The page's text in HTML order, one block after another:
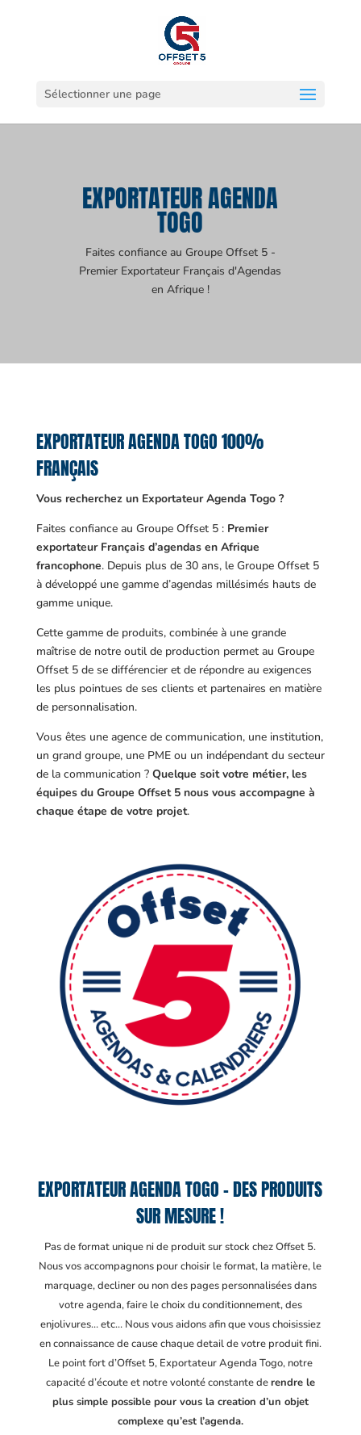
Sélectionner une page
EXPORTATEUR AGENDA
TOGO
Faites confiance au Groupe Offset 5 -
Premier Exportateur Français d'Agendas
en Afrique !
EXPORTATEUR AGENDA TOGO 100%
FRANÇAIS
Vous recherchez un Exportateur Agenda Togo ?
Faites confiance au Groupe Offset 5 : Premier
exportateur Français d’agendas en Afrique
francophone. Depuis plus de 30 ans, le Groupe Offset 5
à développé une gamme d’agendas millésimés hauts de
gamme unique.
Cette gamme de produits, combinée à une grande
maîtrise de notre outil de production permet au Groupe
Offset 5 de se différencier et de répondre au exigences
les plus pointues de ses clients et partenaires en matière
de personnalisation.
Vous êtes une agence de communication, une institution,
un grand groupe, une PME ou un indépendant du secteur
de la communication ? Quelque soit votre métier, les
équipes du Groupe Offset 5 nous vous accompagne à
chaque étape de votre projet.
EXPORTATEUR AGENDA TOGO – DES PRODUITS
SUR MESURE !
Pas de format unique ni de produit sur stock chez Offset 5.
Nous vos accompagnons pour choisir le format, la matière, le
marquage, decliner ou non des pages personnalisées dans
votre agenda, faire le choix du conditionnement, des
enjolivures… etc… Nous vous aidons afin que vous choisissiez
en connaissance de cause chaque detail de votre produit fini.
Le point fort d’Offset 5, Exportateur Agenda Togo, notre
capacité d’écoute et notre volonté constante derendre le
plus simple possible pour vous la creation d’un objet
complexe qu’est l’agenda.